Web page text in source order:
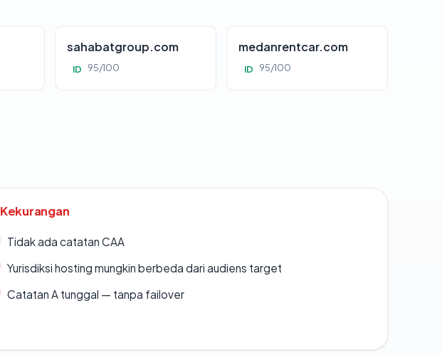
sahabatgroup.com
ID 95/100
medanrentcar.com
ID 95/100
Kekurangan
Tidak ada catatan CAA
Yurisdiksi hosting mungkin berbeda dari audiens target
Catatan A tunggal — tanpa failover